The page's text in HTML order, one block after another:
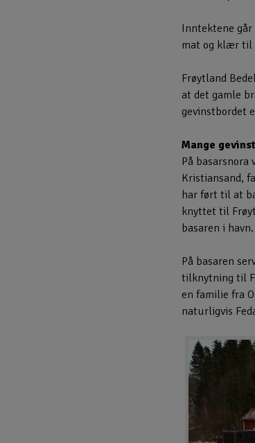
Inntektene
mat og klær til
Frøytland
at det gamle
gevinstbordet
Mange
På basarsnora
Kristiansand,
har ført til at
knyttet til
basaren i havn.
På basaren
tilknytning til
en familie fra
naturligvis